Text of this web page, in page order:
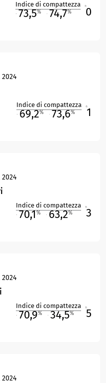
Indice di compattezza
73,5% 74,7% 0
Indice di compattezza
69,2% 73,6% 1
Indice di compattezza
70,1% 63,2% 3
Indice di compattezza
70,9% 34,5% 5